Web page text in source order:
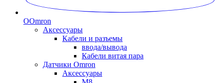
OOmron
Аксессуары
Кабели и разъемы
ввода/вывода
Кабели витая пара
Датчики Omron
Аксессуары